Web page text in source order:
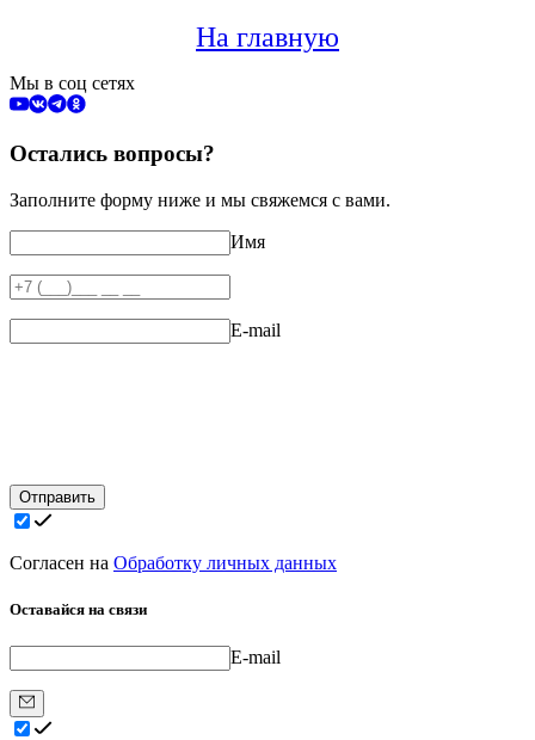
На главную
Мы в соц сетях
Остались вопросы?
Заполните форму ниже и мы свяжемся с вами.
Имя
E-mail
Отправить
Согласен на Обработку личных данных
Оставайся на связи
E-mail